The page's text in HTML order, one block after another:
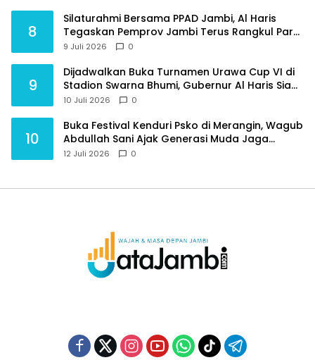
8
Silaturahmi Bersama PPAD Jambi, Al Haris
Tegaskan Pemprov Jambi Terus Rangkul Para
Purnawirawan
9 Juli 2026 0
9
Dijadwalkan Buka Turnamen Urawa Cup VI di
Stadion Swarna Bhumi, Gubernur Al Haris Siap
Berlaga Lawan Tim Urawa
10 Juli 2026 0
10
Buka Festival Kenduri Psko di Merangin, Wagub
Abdullah Sani Ajak Generasi Muda Jaga
Budaya dan Jauhi Narkoba
12 Juli 2026 0